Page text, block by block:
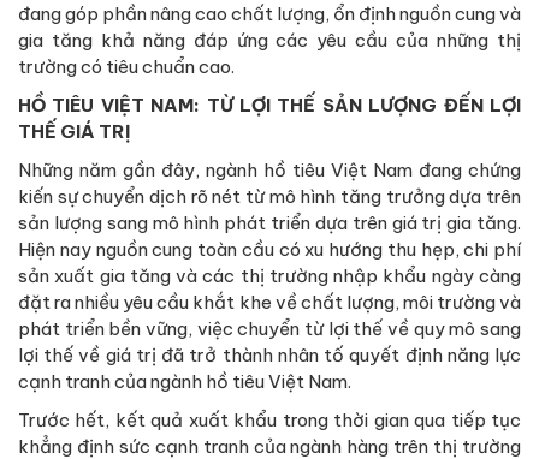
đang góp phần nâng cao chất lượng, ổn định nguồn cung và
gia tăng khả năng đáp ứng các yêu cầu của những thị
trường có tiêu chuẩn cao.
HỒ TIÊU VIỆT NAM: TỪ LỢI THẾ SẢN LƯỢNG ĐẾN LỢI
THẾ GIÁ TRỊ
Những năm gần đây, ngành hồ tiêu Việt Nam đang chứng
kiến sự chuyển dịch rõ nét từ mô hình tăng trưởng dựa trên
sản lượng sang mô hình phát triển dựa trên giá trị gia tăng.
Hiện nay nguồn cung toàn cầu có xu hướng thu hẹp, chi phí
sản xuất gia tăng và các thị trường nhập khẩu ngày càng
đặt ra nhiều yêu cầu khắt khe về chất lượng, môi trường và
phát triển bền vững, việc chuyển từ lợi thế về quy mô sang
lợi thế về giá trị đã trở thành nhân tố quyết định năng lực
cạnh tranh của ngành hồ tiêu Việt Nam.
Trước hết, kết quả xuất khẩu trong thời gian qua tiếp tục
khẳng định sức cạnh tranh của ngành hàng trên thị trường